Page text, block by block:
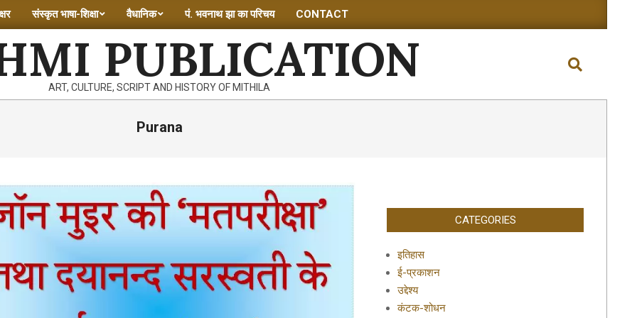
संस्कृत भाषा-शिक्षा वैधानिक पं. भवनाथ झा का परिचय CONTACT
PUBLICATION
ART, CULTURE, SCRIPT AND HISTORY OF MITHILA
Search
Purana
CATEGORIES
इतिहास
ई-प्रकाशन
उद्देश्य
कंटक-शोधन